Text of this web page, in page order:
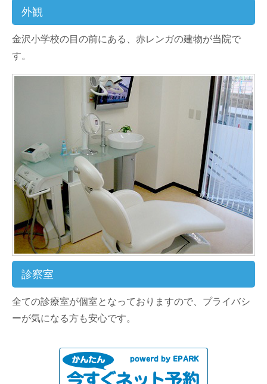
外観
金沢小学校の目の前にある、赤レンガの建物が当院で
す。
診察室
全ての診療室が個室となっておりますので、プライバシ
ーが気になる方も安心です。